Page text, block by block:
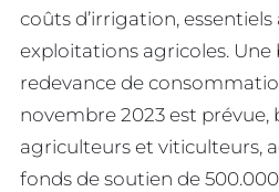
coûts d’irrigation, essentiels
exploitations agricoles. Une
redevance de
novembre 2023 est prévue,
agriculteurs et viticulteurs,
fonds de soutien de